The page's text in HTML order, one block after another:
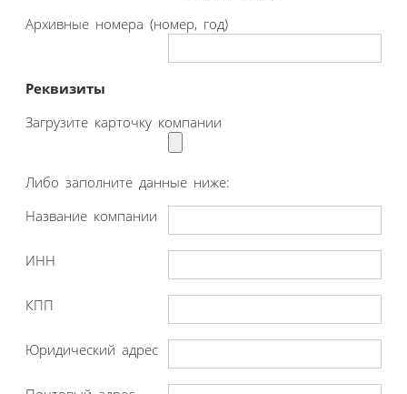
Архивные номера (номер, год)
Реквизиты
Загрузите карточку компании
Либо заполните данные ниже:
Название компании
ИНН
КПП
Юридический адрес